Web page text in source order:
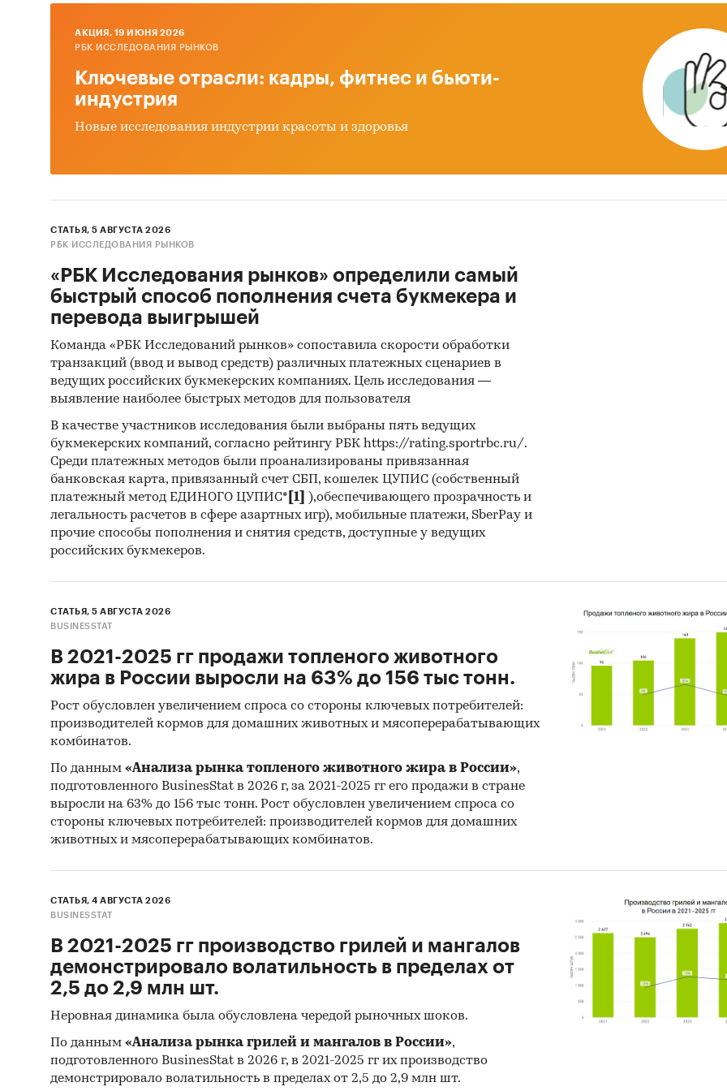
Представлена информация об объеме импорта и экспорта
январь 2019 - май 2024
в натуральном и денежном
детализацией в разрезе стран, а также динамика
средневзвешенной стоимости.
В рамках главы представлена информация о части
государственных закупок смесей асфальтобетонных 44-ФЗ
был определен поставщик. Для компаний участвующих или
планирующих участвовать в государственных торгах
средневзвешенное отклонение итоговой стоимости
их начальной максимальной цены. Покупателям работы
предоставляется выгрузка в формате MS Excel. Параметры
выгрузки могут быть скорректированы по запросу
Профили крупнейших производителей смесей
асфальтобетонных
В работе представлены профили крупнейших компаний-
финансовых показателей компаний, актуальную
Cредние цены производителей
Предствлены месячные данные о ценах производителей на
Смеси асфальтобетонные дорожные, аэродромные и
асфальтобетон горячие
Прогноз развития рынка смесей асфальтобетонных
Составлен прогноз развития рынка смесей
(производства, импорта, экспорта и объема рынка) на
гг.на основе ретроспективных данных с поправкой на
экспертов, макроэкономические тренды, изменения в
регулировании отрасли и т.д.
Фактическое количество страниц может отличаться от
указанного.
AКЦИЯ, 19 ИЮНЯ 2026
РБК ИССЛЕДОВАНИЯ РЫНКОВ
Ключевые отрасли: кадры, фитнес и бьюти-
индустрия
Новые исследования индустрии красоты и здоровья
СТАТЬЯ, 5 АВГУСТА 2026
РБК ИССЛЕДОВАНИЯ РЫНКОВ
«РБК Исследования рынков» определили самый
быстрый способ пополнения счета букмекера и
перевода выигрышей
Команда «РБК Исследований рынков» сопоставила скорости обработки
транзакций (ввод и вывод средств) различных платежных сценариев в
ведущих российских букмекерских компаниях. Цель исследования —
выявление наиболее быстрых методов для пользователя
В качестве участников исследования были выбраны пять ведущих
букмекерских компаний, согласно рейтингу РБК https://rating.sportrbc.ru/.
Среди платежных методов были проанализированы привязанная
банковская карта, привязанный счет СБП, кошелек ЦУПИС (собственный
платежный метод ЕДИНОГО ЦУПИС* [1]
),обеспечивающего прозрачность и
легальность расчетов в сфере азартных игр), мобильные платежи, SberPay и
прочие способы пополнения и снятия средств, доступные у ведущих
российских букмекеров.
СТАТЬЯ, 5 АВГУСТА 2026
BUSINESSTAT
В 2021-2025 гг продажи топленого животного
жира в России выросли на 63% до 156 тыс тонн.
Рост обусловлен увеличением спроса со стороны ключевых потребителей:
производителей кормов для домашних животных и мясоперерабатывающих
комбинатов.
По данным «Анализа рынка топленого животного жира в России»,
подготовленного BusinesStat в 2026 г, за 2021-2025 гг его продажи в стране
выросли на 63% до 156 тыс тонн. Рост обусловлен увеличением спроса со
стороны ключевых потребителей: производителей кормов для домашних
животных и мясоперерабатывающих комбинатов.
СТАТЬЯ, 4 АВГУСТА 2026
BUSINESSTAT
В 2021-2025 гг производство грилей и мангалов
демонстрировало волатильность в пределах от
2,5 до 2,9 млн шт.
Неровная динамика была обусловлена чередой рыночных шоков.
По данным «Анализа рынка грилей и мангалов в России»,
подготовленного BusinesStat в 2026 г, в 2021-2025 гг их производство
демонстрировало волатильность в пределах от 2,5 до 2,9 млн шт.